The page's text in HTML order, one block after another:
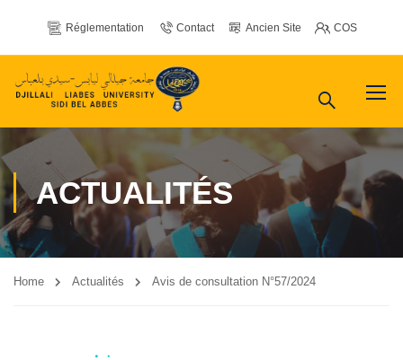
Réglementation Contact Ancien Site COS
ACTUALITÉS
Home Actualités Avis de consultation N°57/2024